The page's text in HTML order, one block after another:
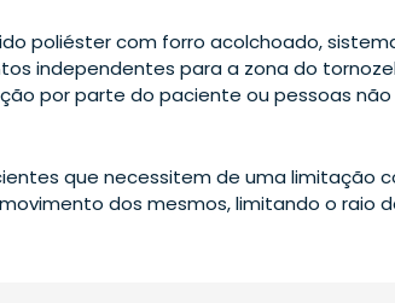
poliéster com forro acolchoado,
independentes para a zona do
por parte do paciente ou pessoas
que necessitem de uma limitação
dos mesmos, limitando o raio